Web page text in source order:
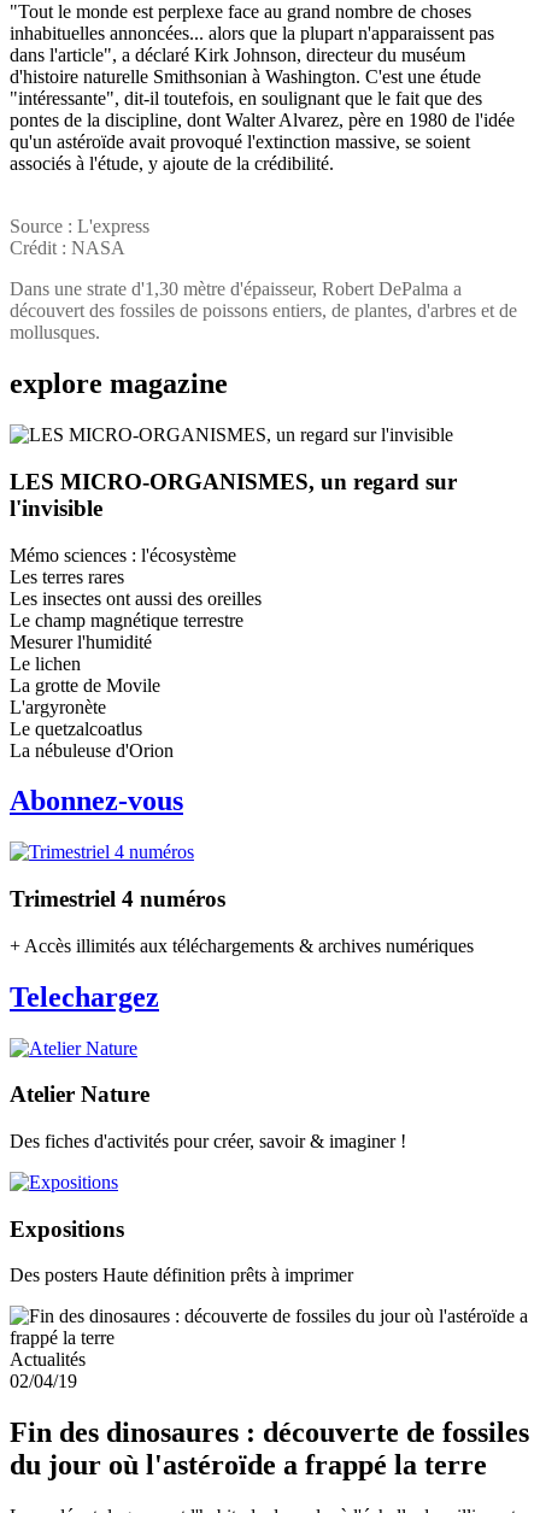
"Tout le monde est perplexe face au grand nombre de choses
inhabituelles annoncées... alors que la plupart n'apparaissent pas
dans l'article", a déclaré Kirk Johnson, directeur du muséum
d'histoire naturelle Smithsonian à Washington. C'est une étude
"intéressante", dit-il toutefois, en soulignant que le fait que des
pontes de la discipline, dont Walter Alvarez, père en 1980 de l'idée
qu'un astéroïde avait provoqué l'extinction massive, se soient
associés à l'étude, y ajoute de la crédibilité.
Source : L'express
Crédit : NASA
Dans une strate d'1,30 mètre d'épaisseur, Robert DePalma a
découvert des fossiles de poissons entiers, de plantes, d'arbres et de
mollusques.
explore magazine
LES MICRO-ORGANISMES, un regard sur
l'invisible
Mémo sciences : l'écosystème
Les terres rares
Les insectes ont aussi des oreilles
Le champ magnétique terrestre
Mesurer l'humidité
Le lichen
La grotte de Movile
L'argyronète
Le quetzalcoatlus
La nébuleuse d'Orion
Abonnez-vous
Trimestriel 4 numéros
+ Accès illimités aux téléchargements & archives numériques
Telechargez
Atelier Nature
Des fiches d'activités pour créer, savoir & imaginer !
Expositions
Des posters Haute définition prêts à imprimer
Actualités
02/04/19
Fin des dinosaures : découverte de fossiles
du jour où l'astéroïde a frappé la terre